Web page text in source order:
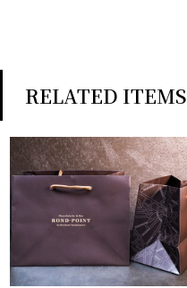
RELATED ITEMS